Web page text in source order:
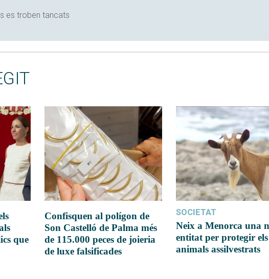
es troben tancats
que
Confisquen al polígon de
Son Castelló de Palma més
de 115.000 peces de joieria
de luxe falsificades
SOCIETAT
Neix a Menorca una
entitat per protegir els
animals assilvestrats